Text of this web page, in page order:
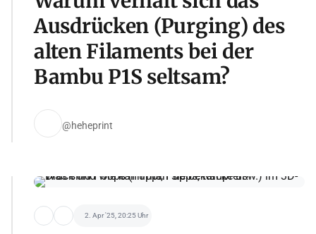
Ausdrücken (Purging) des
alten Filaments bei der
Bambu P1S seltsam?
@heheprint
2. Apr '25, 20:25 Uhr